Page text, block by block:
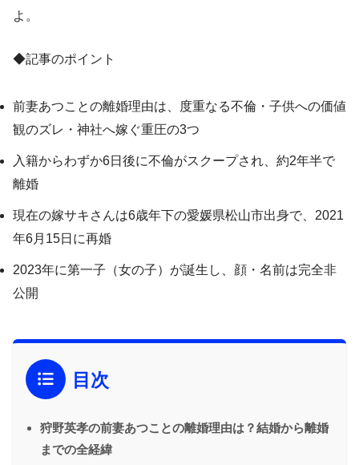
よ。
◆記事のポイント
前妻あつことの離婚理由は、度重なる不倫・子供への価値
観のズレ・神社へ嫁ぐ重圧の3つ
入籍からわずか6日後に不倫がスクープされ、約2年半で
離婚
現在の嫁サキさんは6歳年下の愛媛県松山市出身で、2021
年6月15日に再婚
2023年に第一子（女の子）が誕生し、顔・名前は完全非
公開
目次
狩野英孝の前妻あつことの離婚理由は？結婚から離婚
までの全経緯